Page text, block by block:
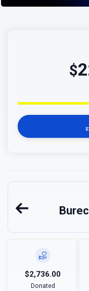
$
$2,736.00
Donated